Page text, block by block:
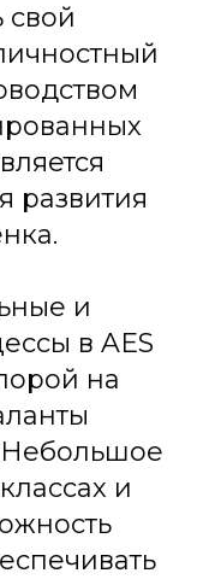
свой
развития
и
в AES
на
Небольшое
и